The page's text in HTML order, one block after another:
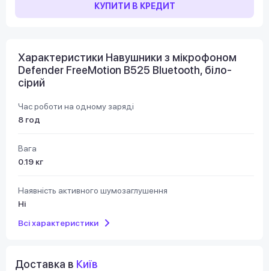
КУПИТИ В КРЕДИТ
Характеристики Навушники з мікрофоном
Defender FreeMotion B525 Bluetooth, біло-
сірий
Час роботи на одному заряді
8 год
Вага
0.19 кг
Наявність активного шумозаглушення
Ні
Всі характеристики
Доставка в Київ